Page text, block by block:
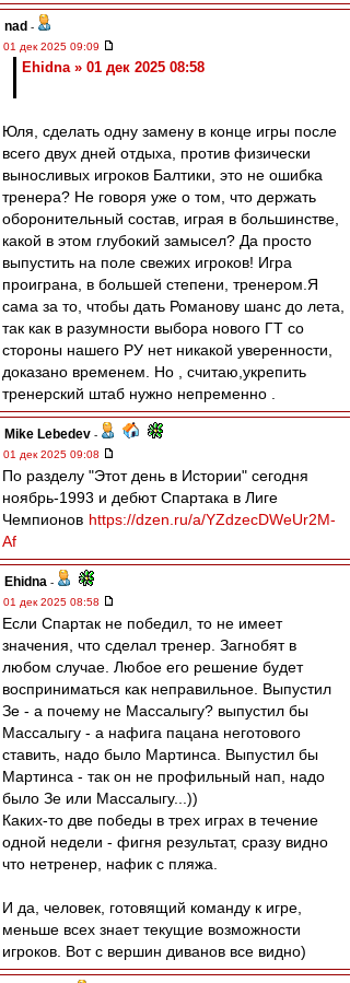
nad -
01 дек 2025 09:09
Ehidna » 01 дек 2025 08:58
Юля, сделать одну замену в конце игры после
всего двух дней отдыха, против физически
выносливых игроков Балтики, это не ошибка
тренера? Не говоря уже о том, что держать
оборонительный состав, играя в большинстве,
какой в этом глубокий замысел? Да просто
выпустить на поле свежих игроков! Игра
проиграна, в большей степени, тренером.Я
сама за то, чтобы дать Романову шанс до лета,
так как в разумности выбора нового ГТ со
стороны нашего РУ нет никакой уверенности,
доказано временем. Но , считаю,укрепить
тренерский штаб нужно непременно .
Mike Lebedev -
01 дек 2025 09:08
По разделу "Этот день в Истории" сегодня
ноябрь-1993 и дебют Спартака в Лиге
Чемпионов https://dzen.ru/a/YZdzecDWeUr2M-
Af
Ehidna -
01 дек 2025 08:58
Если Спартак не победил, то не имеет
значения, что сделал тренер. Загнобят в
любом случае. Любое его решение будет
восприниматься как неправильное. Выпустил
Зе - а почему не Массалыгу? выпустил бы
Массалыгу - а нафига пацана неготового
ставить, надо было Мартинса. Выпустил бы
Мартинса - так он не профильный нап, надо
было Зе или Массалыгу...))
Каких-то две победы в трех играх в течение
одной недели - фигня результат, сразу видно
что нетренер, нафик с пляжа.
И да, человек, готовящий команду к игре,
меньше всех знает текущие возможности
игроков. Вот с вершин диванов все видно)